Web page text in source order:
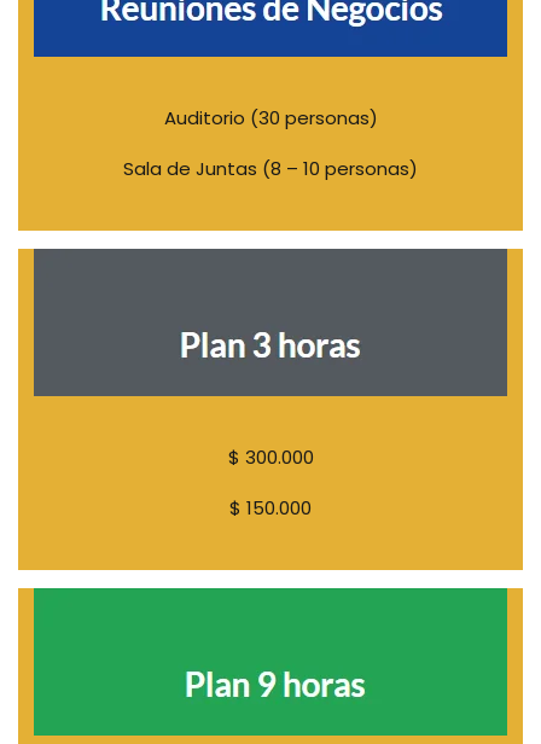
Auditorio (30 personas)
Sala de Juntas (8 – 10 personas)
$ 300.000
$ 150.000